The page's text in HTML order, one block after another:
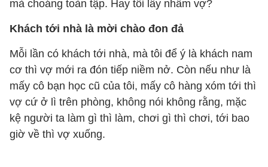
mà choáng toàn tập. Hay tôi lấy nhầm vợ?
Khách tới nhà là mời chào đon đả
Mỗi lần có khách tới nhà, mà tôi để ý là khách nam
cơ thì vợ mới ra đón tiếp niềm nở. Còn nếu như là
mấy cô bạn học cũ của tôi, mấy cô hàng xóm tới thì
vợ cứ ở lì trên phòng, không nói không rằng, mặc
kệ người ta làm gì thì làm, chơi gì thì chơi, tới bao
giờ về thì vợ xuống.